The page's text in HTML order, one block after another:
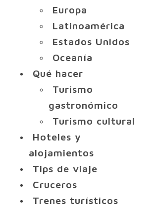
Europa
Latinoamérica
Estados Unidos
Oceanía
Qué hacer
Turismo
gastronómico
Turismo cultural
Hoteles y
alojamientos
Tips de viaje
Cruceros
Trenes turísticos